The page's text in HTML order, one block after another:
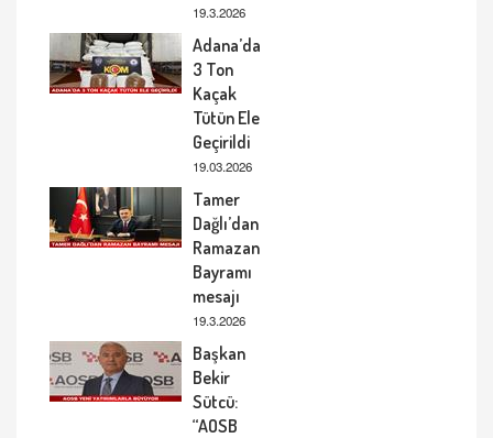
19.3.2026
Adana’da
3 Ton
Kaçak
Tütün Ele
Geçirildi
19.03.2026
Tamer
Dağlı’dan
Ramazan
Bayramı
mesajı
19.3.2026
Başkan
Bekir
Sütcü:
“AOSB